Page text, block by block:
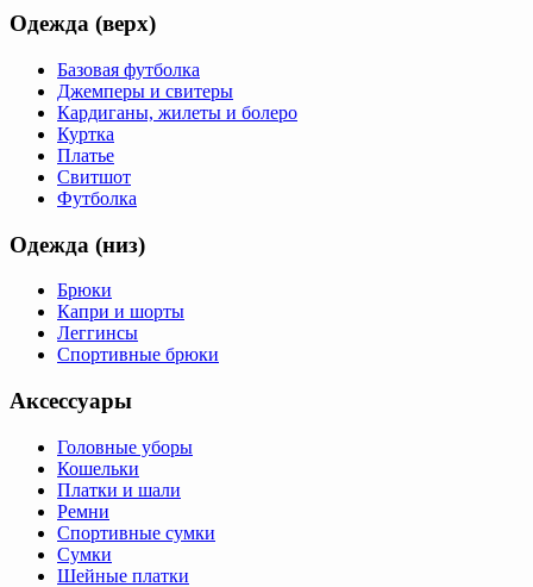
Одежда (верх)
Базовая футболка
Джемперы и свитеры
Кардиганы, жилеты и болеро
Куртка
Платье
Свитшот
Футболка
Одежда (низ)
Брюки
Капри и шорты
Леггинсы
Спортивные брюки
Аксессуары
Головные уборы
Кошельки
Платки и шали
Ремни
Спортивные сумки
Сумки
Шейные платки